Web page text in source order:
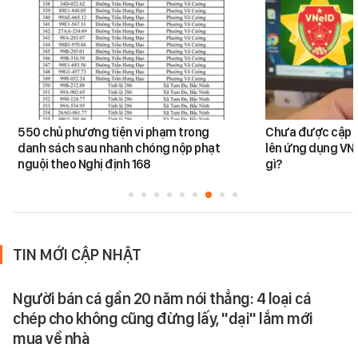
550 chủ phương tiện vi phạm trong
danh sách sau nhanh chóng nộp phạt
nguội theo Nghị định 168
Chưa được cập
lên ứng dụng
gì?
TIN MỚI CẬP NHẬT
Người bán cá gần 20 năm nói thẳng: 4 loại cá
chép cho không cũng đừng lấy, "dại" lắm mới
mua về nhà